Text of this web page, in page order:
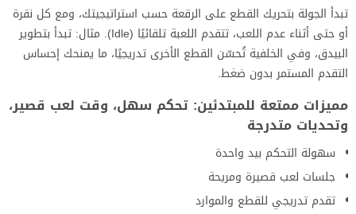
تبدأ الجولة بتحريك القطع على الرقعة حسب استراتيجيتك، ومع كل نقرة
أو حتى أثناء عدم اللعب، تتقدم اللعبة تلقائيًا (Idle). مثال: تبدأ بتطوير
البيدق، وفي الخلفية تُحسّن القطع الأخرى تدريجيًا، ما يمنحك إحساس
التقدم المستمر بدون ضغط.
مميزات ممتعة للمبتدئين: تحكم سهل، وقت لعب قصير،
وتحديات متدرجة
سهولة التحكم بيد واحدة
جلسات لعب قصيرة ومريحة
تقدم تدريجي للقطع والموارد